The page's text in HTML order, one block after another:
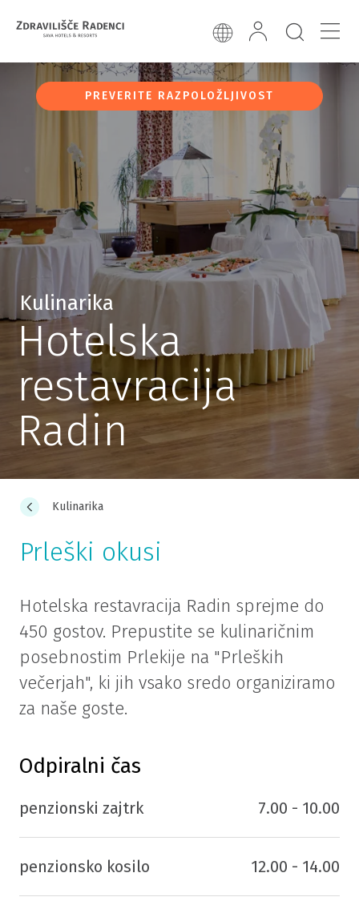
PREVERITE RAZPOLOŽLJIVOST
Kulinarika
Hotelska
restavracija
Radin
Kulinarika
Prleški okusi
Hotelska restavracija Radin sprejme do
450 gostov. Prepustite se kulinaričnim
posebnostim Prlekije na "Prleških
večerjah", ki jih vsako sredo organiziramo
za naše goste.
Odpiralni čas
penzionski zajtrk 7.00 - 10.00
penzionsko kosilo 12.00 - 14.00